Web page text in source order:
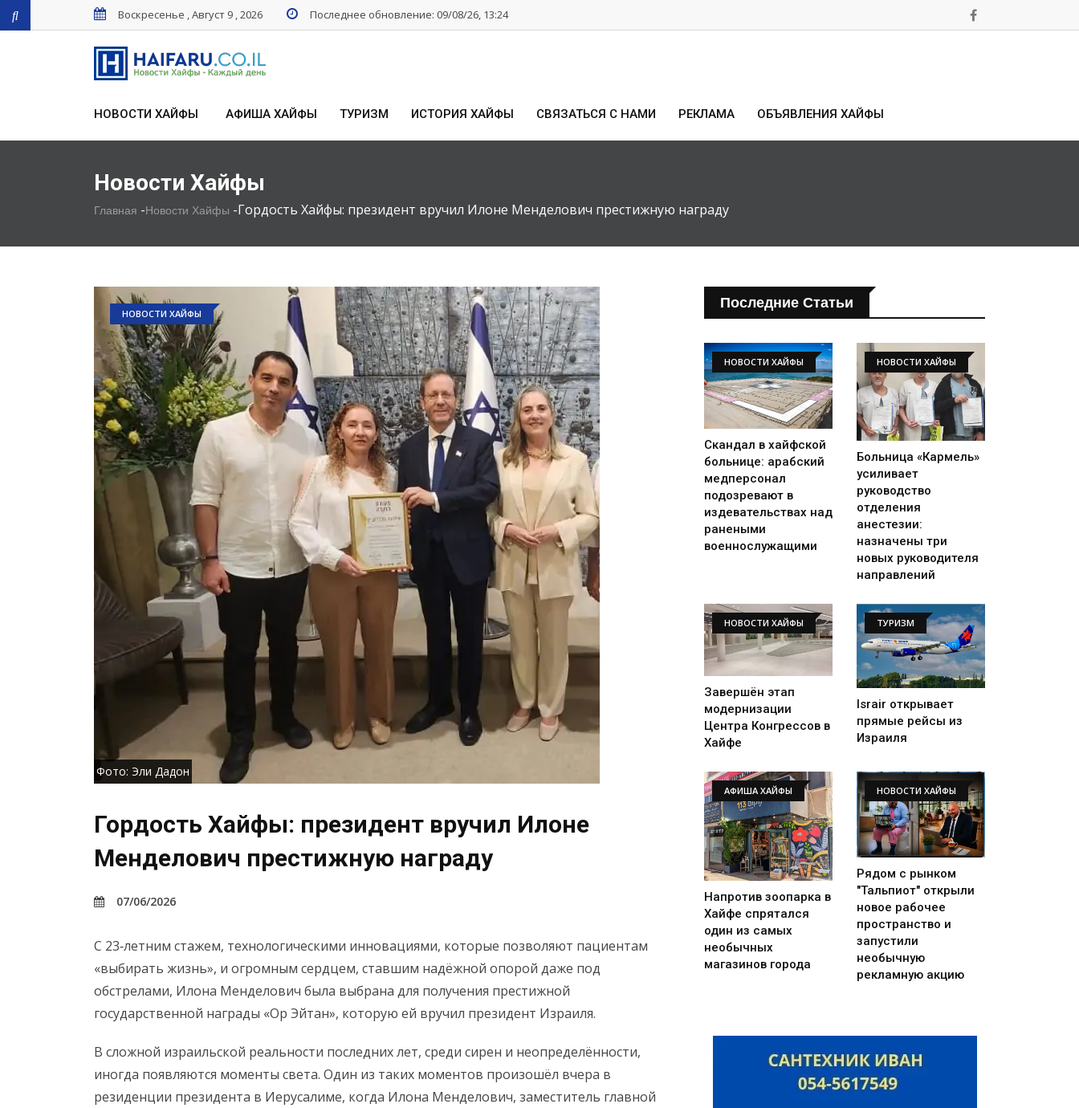
Воскресенье , Август 9 , 2026 Последнее обновление: 09/08/26, 13:24
НОВОСТИ ХАЙФЫ АФИША ХАЙФЫ ТУРИЗМ ИСТОРИЯ ХАЙФЫ СВЯЗАТЬСЯ С НАМИ РЕКЛАМА ОБЪЯВЛЕНИЯ ХАЙФЫ
Новости Хайфы
Главная -Новости Хайфы -Гордость Хайфы: президент вручил Илоне Менделович престижную награду
НОВОСТИ ХАЙФЫ
Фото: Эли Дадон
Гордость Хайфы: президент вручил Илоне
Менделович престижную награду
07/06/2026
С 23‑летним стажем, технологическими инновациями, которые позволяют пациентам
«выбирать жизнь», и огромным сердцем, ставшим надёжной опорой даже под
обстрелами, Илона Менделович была выбрана для получения престижной
государственной награды «Ор Эйтан», которую ей вручил президент Израиля.
В сложной израильской реальности последних лет, среди сирен и неопределённости,
иногда появляются моменты света. Один из таких моментов произошёл вчера в
резиденции президента в Иерусалиме, когда Илона Менделович, заместитель главной
Последние Статьи
НОВОСТИ ХАЙФЫ
Скандал в хайфской
больнице: арабский
медперсонал
подозревают в
издевательствах над
ранеными
военнослужащими
НОВОСТИ ХАЙФЫ
Больница «Кармель»
усиливает
руководство
отделения
анестезии:
назначены три
новых руководителя
направлений
НОВОСТИ ХАЙФЫ
Завершён этап
модернизации
Центра Конгрессов в
Хайфе
ТУРИЗМ
Israir открывает
прямые рейсы из
Израиля
АФИША ХАЙФЫ
Напротив зоопарка в
Хайфе спрятался
один из самых
необычных
магазинов города
НОВОСТИ ХАЙФЫ
Рядом с рынком
"Тальпиот" открыли
новое рабочее
пространство и
запустили
необычную
рекламную акцию